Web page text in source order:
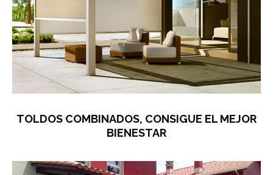
TOLDOS COMBINADOS, CONSIGUE EL MEJOR
BIENESTAR